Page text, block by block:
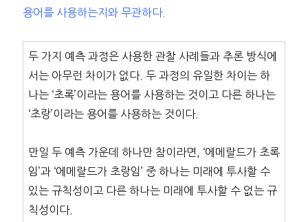
용어를 사용하는지와 무관하다.
두 가지 예측 과정은 사용한 관찰 사례들과 추론 방식에
서는 아무런 차이가 없다. 두 과정의 유일한 차이는 하
나는 ‘초록’이라는 용어를 사용하는 것이고 다른 하나는
‘초랑’이라는 용어를 사용하는 것이다.
만일 두 예측 가운데 하나만 참이라면, ‘에메랄드가 초록
임’과 ‘에메랄드가 초랑임’ 중 하나는 미래에 투사할 수
있는 규칙성이고 다른 하나는 미래에 투사할 수 없는 규
칙성이다.